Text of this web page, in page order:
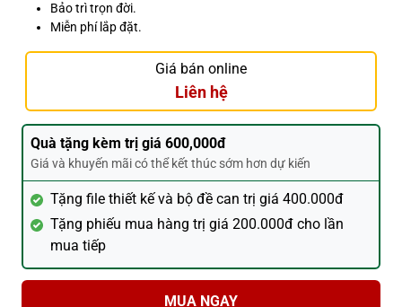
Bảo trì trọn đời.
Miễn phí lắp đặt.
Giá bán online
Liên hệ
Quà tặng kèm trị giá 600,000đ
Giá và khuyến mãi có thể kết thúc sớm hơn dự kiến
Tặng file thiết kế và bộ đề can trị giá 400.000đ
Tặng phiếu mua hàng trị giá 200.000đ cho lần
mua tiếp
MUA NGAY